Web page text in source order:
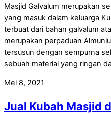
Masjid Galvalum merupakan
yang masuk dalam keluarga
terbuat dari bahan galvalum
merupakan perpaduan
tersusun dengan sempurna
sebuah material yang ringan
Mei 8, 2021
Jual Kubah Masjid